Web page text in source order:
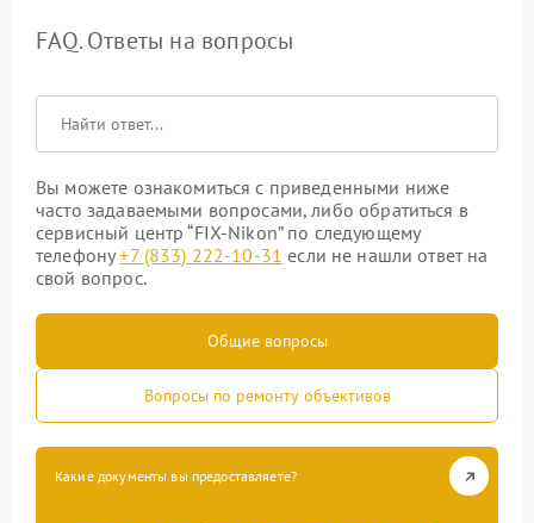
FAQ. Ответы на вопросы
Вы можете ознакомиться с приведенными ниже
часто задаваемыми вопросами, либо обратиться в
сервисный центр “FIX-Nikon” по следующему
телефону+7 (833) 222-10-31 если не нашли ответ на
свой вопрос.
Общие вопросы
Вопросы по ремонту объективов
Какие документы вы предоставляете?